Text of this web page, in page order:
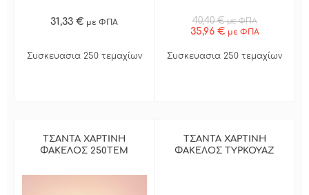
31,33 € με ΦΠΑ
Συσκευασια 250 τεμαχίων
40,40 €με ΦΠΑ
35,96 € με ΦΠΑ
Συσκευασια 250 τεμαχίων
ΤΣΑΝΤΑ ΧΑΡΤΙΝΗ
ΦΑΚΕΛΟΣ 250ΤΕΜ
ΤΣΑΝΤΑ ΧΑΡΤΙΝΗ
ΦΑΚΕΛΟΣ ΤΥΡΚΟΥΑΖ